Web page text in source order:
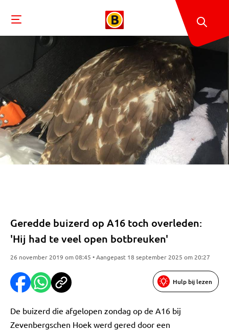
Geredde buizerd op A16 toch overleden:
'Hij had te veel open botbreuken'
26 november 2019 om 08:45 • Aangepast 18 september 2025 om 20:27
Hulp bij lezen
De buizerd die afgelopen zondag op de A16 bij
Zevenbergschen Hoek werd gered door een